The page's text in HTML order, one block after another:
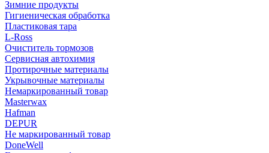
Зимние продукты
Гигиеническая обработка
Пластиковая тара
L-Ross
Очиститель тормозов
Сервисная автохимия
Протирочные материалы
Укрывочные материалы
Немаркированный товар
Masterwax
Hafman
DEPUR
Не маркированный товар
DoneWell